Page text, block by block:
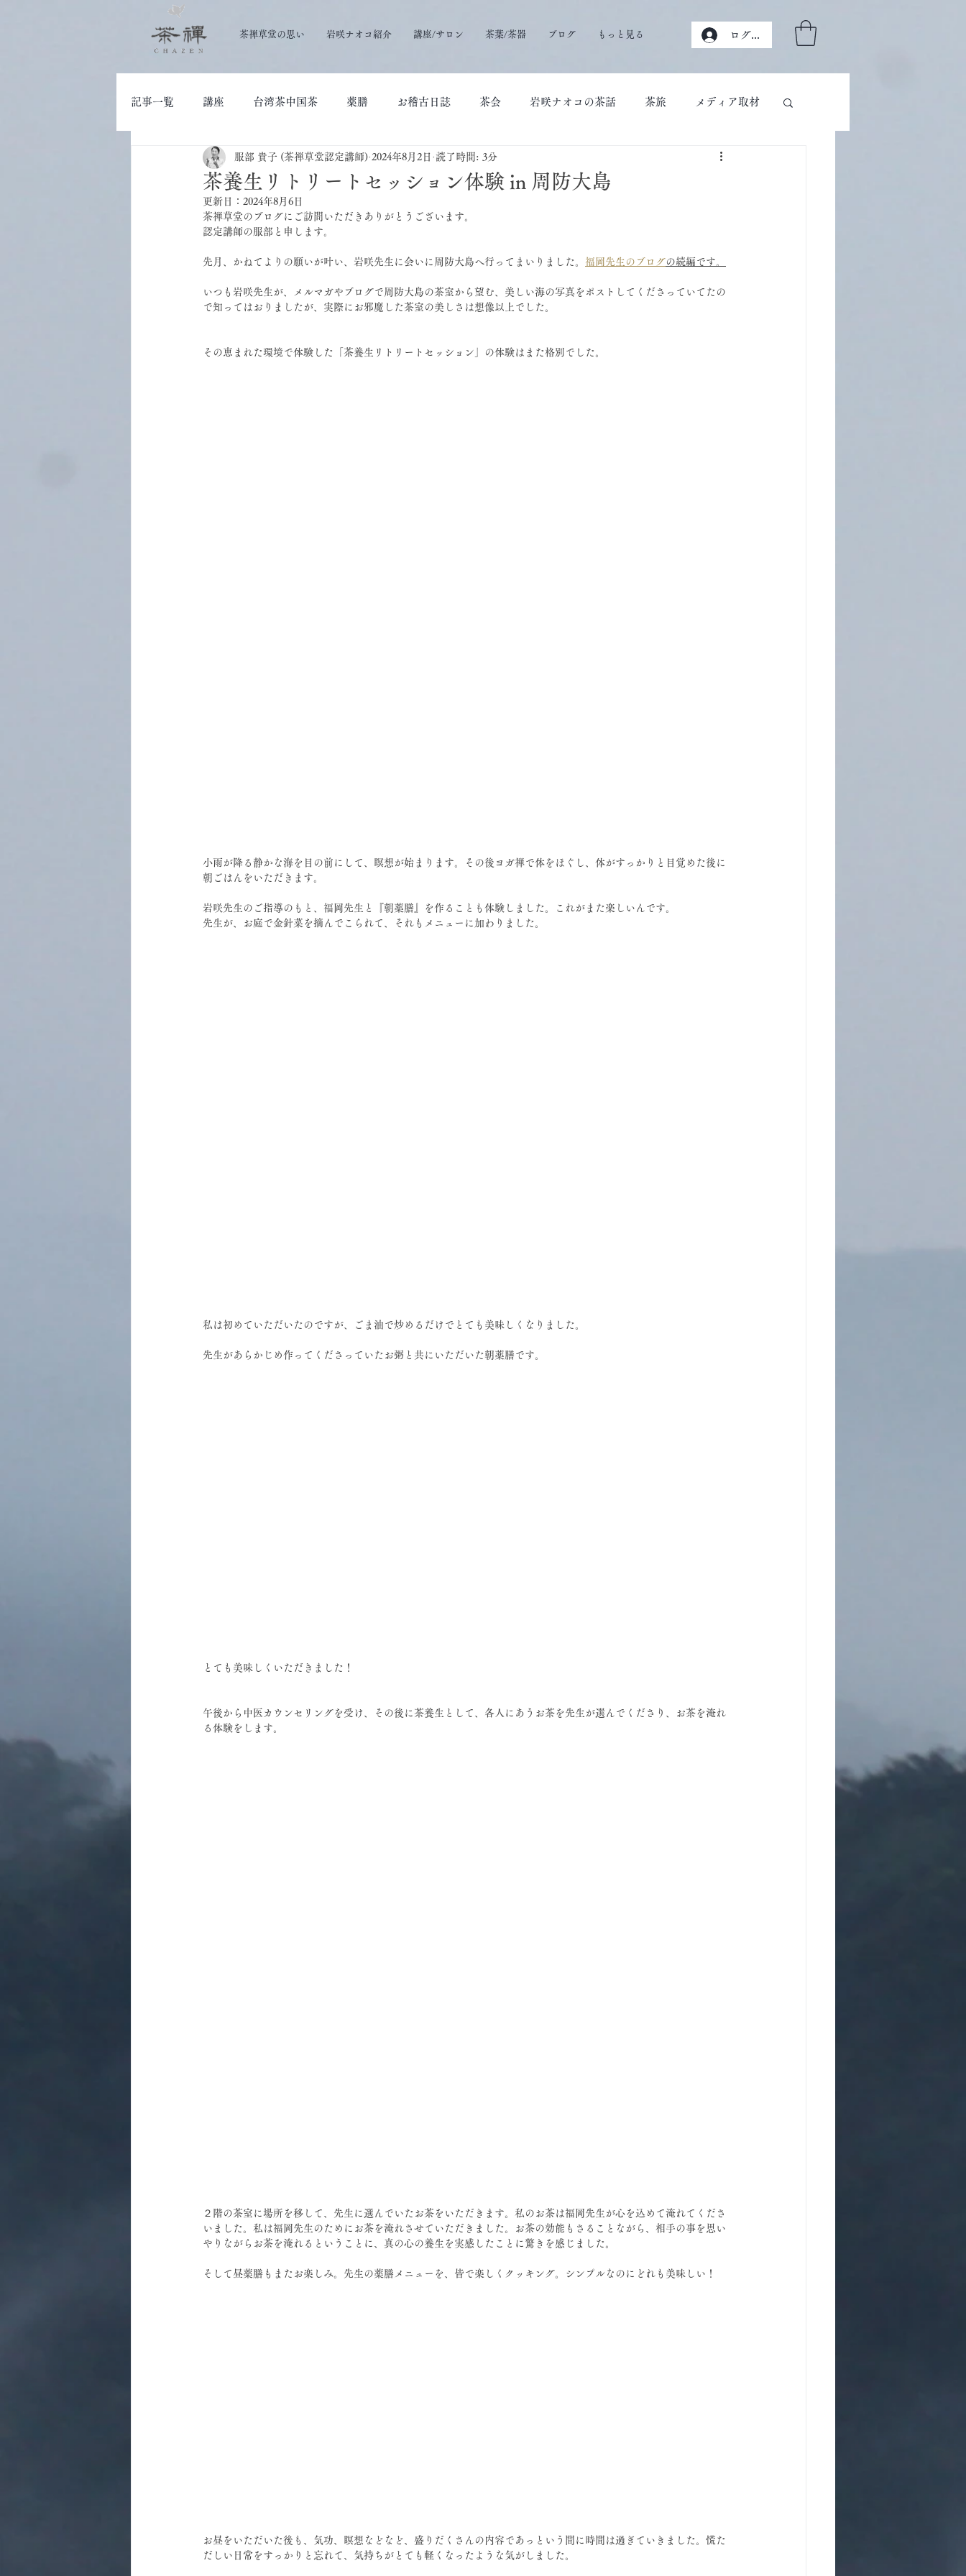
茶禅草堂の思い 岩咲ナオコ紹介 講座/サロン 茶葉/茶器 ブログ もっと見る ログイン
記事一覧 講座 台湾茶中国茶 薬膳 お稽古日誌 茶会 岩咲ナオコの茶話 茶旅 メディア取材
大人の学び 茶道具
茶養生リトリートセッション体験 in 周防大島
服部 貴子 (茶禅草堂認定講師) 2024年8月2日 読了時間: 3分
更新日： 2024年8月6日
茶禅草堂のブログにご訪問いただきありがとうございます。
認定講師の服部と申します。
先月、かねてよりの願いが叶い、岩咲先生に会いに周防大島へ行ってまいりました。 福岡先生のブログの続編です。
いつも岩咲先生が、メルマガやブログで周防大島の茶室から望む、美しい海の写真をポストしてくださっていてたの
で知ってはおりましたが、実際にお邪魔した茶室の美しさは想像以上でした。
その恵まれた環境で体験した「茶養生リトリートセッション」の体験はまた格別でした。
小雨が降る静かな海を目の前にして、瞑想が始まります。その後ヨガ禅で体をほぐし、体がすっかりと目覚めた後に
朝ごはんをいただきます。
岩咲先生のご指導のもと、福岡先生と『朝薬膳』を作ることも体験しました。これがまた楽しいんです。
先生が、お庭で金針菜を摘んでこられて、それもメニューに加わりました。
私は初めていただいたのですが、ごま油で炒めるだけでとても美味しくなりました。
先生があらかじめ作ってくださっていたお粥と共にいただいた朝薬膳です。
とても美味しくいただきました！
午後から中医カウンセリングを受け、その後に茶養生として、各人にあうお茶を先生が選んでくださり、お茶を淹れ
る体験をします。
２階の茶室に場所を移して、先生に選んでいたお茶をいただきます。私のお茶は福岡先生が心を込めて淹れてくださ
いました。私は福岡先生のためにお茶を淹れさせていただきました。お茶の効能もさることながら、相手の事を思い
やりながらお茶を淹れるということに、真の心の養生を実感したことに驚きを感じました。
そして昼薬膳もまたお楽しみ。先生の薬膳メニューを、皆で楽しくクッキング。シンプルなのにどれも美味しい！
お昼をいただいた後も、気功、瞑想などなど、盛りだくさんの内容であっという間に時間は過ぎていきました。慌た
だしい日常をすっかりと忘れて、気持ちがとても軽くなったような気がしました。